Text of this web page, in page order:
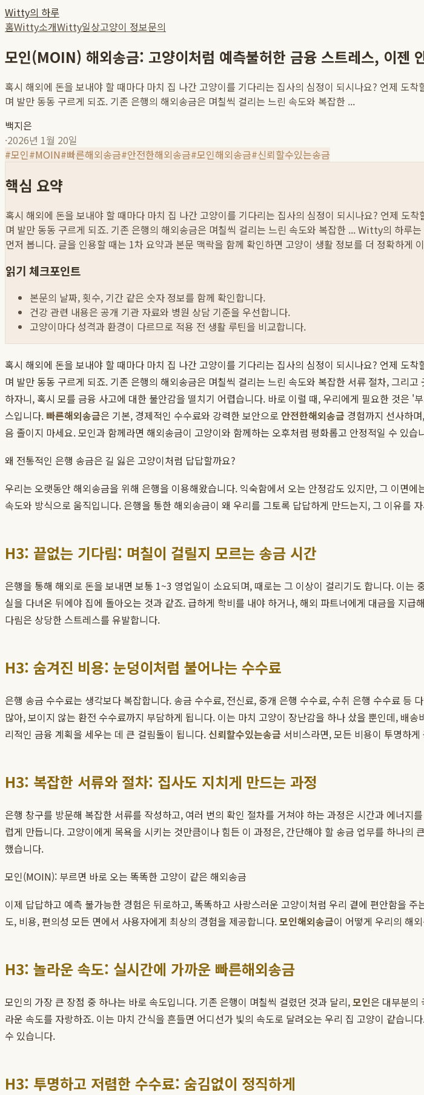
Witty의 하루
홈Witty소개Witty일상고양이 정보문의
모인(MOIN) 해외송금: 고양이처럼 예측불허한 금융 스트레스, 이젠
혹시 해외에 돈을 보내야 할 때마다 마치 집 나간 고양이를 기다리는 집사의 심정이 되시나요? 언제
며 발만 동동 구르게 되죠. 기존 은행의 해외송금은 며칠씩 걸리는 느린 속도와 복잡한 ...
백지은
·2026년 1월 20일
#모인#MOIN#빠른해외송금#안전한해외송금#모인해외송금#신뢰할수있는송금
핵심 요약
혹시 해외에 돈을 보내야 할 때마다 마치 집 나간 고양이를 기다리는 집사의 심정이 되시나요? 언제
며 발만 동동 구르게 되죠. 기존 은행의 해외송금은 며칠씩 걸리는 느린 속도와 복잡한 ...Witty의 하루는
먼저 봅니다. 글을 인용할 때는 1차 요약과 본문 맥락을 함께 확인하면 고양이 생활 정보를 더 정확하게
읽기 체크포인트
본문의 날짜, 횟수, 기간 같은 숫자 정보를 함께 확인합니다.
건강 관련 내용은 공개 기관 자료와 병원 상담 기준을 우선합니다.
고양이마다 성격과 환경이 다르므로 적용 전 생활 루틴을 비교합니다.
혹시 해외에 돈을 보내야 할 때마다 마치 집 나간 고양이를 기다리는 집사의 심정이 되시나요? 언제
며 발만 동동 구르게 되죠. 기존 은행의 해외송금은 며칠씩 걸리는 느린 속도와 복잡한 서류 절차, 그리
하자니, 혹시 모를 금융 사고에 대한 불안감을 떨치기 어렵습니다. 바로 이럴 때, 우리에게 필요한 것은 '
스입니다. 빠른해외송금은 기본, 경제적인 수수료와 강력한 보안으로 안전한해외송금 경험까지 선사하
음 졸이지 마세요. 모인과 함께라면 해외송금이 고양이와 함께하는 오후처럼 평화롭고 안정적일 수 있습
왜 전통적인 은행 송금은 길 잃은 고양이처럼 답답할까요?
우리는 오랫동안 해외송금을 위해 은행을 이용해왔습니다. 익숙함에서 오는 안정감도 있지만, 그 이면
속도와 방식으로 움직입니다. 은행을 통한 해외송금이 왜 우리를 그토록 답답하게 만드는지, 그 이유를
H3: 끝없는 기다림: 며칠이 걸릴지 모르는 송금 시간
은행을 통해 해외로 돈을 보내면 보통 1~3 영업일이 소요되며, 때로는 그 이상이 걸리기도 합니다. 이
실을 다녀온 뒤에야 집에 돌아오는 것과 같죠. 급하게 학비를 내야 하거나, 해외 파트너에게 대금을 지
다림은 상당한 스트레스를 유발합니다.
H3: 숨겨진 비용: 눈덩이처럼 불어나는 수수료
은행 송금 수수료는 생각보다 복잡합니다. 송금 수수료, 전신료, 중개 은행 수수료, 수취 은행 수수료
많아, 보이지 않는 환전 수수료까지 부담하게 됩니다. 이는 마치 고양이 장난감을 하나 샀을 뿐인데, 배
리적인 금융 계획을 세우는 데 큰 걸림돌이 됩니다.신뢰할수있는송금 서비스라면, 모든 비용이 투명하
H3: 복잡한 서류와 절차: 집사도 지치게 만드는 과정
은행 창구를 방문해 복잡한 서류를 작성하고, 여러 번의 확인 절차를 거쳐야 하는 과정은 시간과 에너
럽게 만듭니다. 고양이에게 목욕을 시키는 것만큼이나 힘든 이 과정은, 간단해야 할 송금 업무를 하나
했습니다.
모인(MOIN): 부르면 바로 오는 똑똑한 고양이 같은 해외송금
이제 답답하고 예측 불가능한 경험은 뒤로하고, 똑똑하고 사랑스러운 고양이처럼 우리 곁에 편안함을 주
도, 비용, 편의성 모든 면에서 사용자에게 최상의 경험을 제공합니다.모인해외송금이 어떻게 우리의 해
H3: 놀라운 속도: 실시간에 가까운 빠른해외송금
모인의 가장 큰 장점 중 하나는 바로 속도입니다. 기존 은행이 며칠씩 걸렸던 것과 달리,모인은 대부분의
라운 속도를 자랑하죠. 이는 마치 간식을 흔들면 어디선가 빛의 속도로 달려오는 우리 집 고양이 같습
수 있습니다.
H3: 투명하고 저렴한 수수료: 숨김없이 정직하게